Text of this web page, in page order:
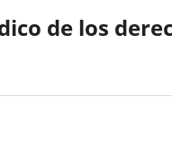
de los